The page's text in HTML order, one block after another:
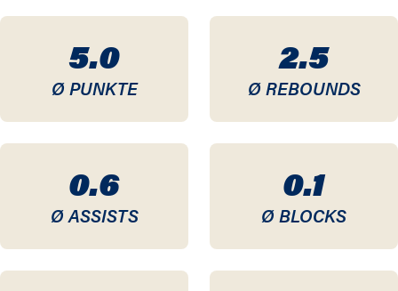
5.0
Ø PUNKTE
2.5
Ø REBOUNDS
0.6
Ø ASSISTS
0.1
Ø BLOCKS